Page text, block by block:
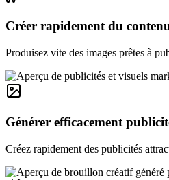
Créer rapidement du
Produisez vite des images prêtes à
Générer efficacement
Créez rapidement des publicités